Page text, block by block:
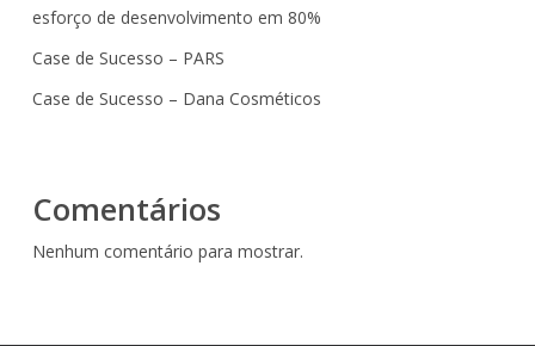
esforço de desenvolvimento em 80%
Case de Sucesso – PARS
Case de Sucesso – Dana Cosméticos
Comentários
Nenhum comentário para mostrar.